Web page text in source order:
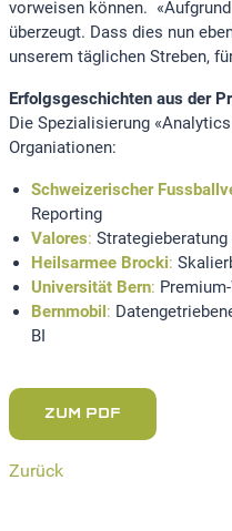
vorweisen können.
überzeugt. Dass dies nun
unserem täglichen Streben,
Erfolgsgeschichten aus der
Die Spezialisierung
Organiationen:
Schweizerischer
Reporting
Valores:
Heilsarmee Brocki:
Universität Bern:
Bernmobil:
BI
ZUM PDF
Zurück